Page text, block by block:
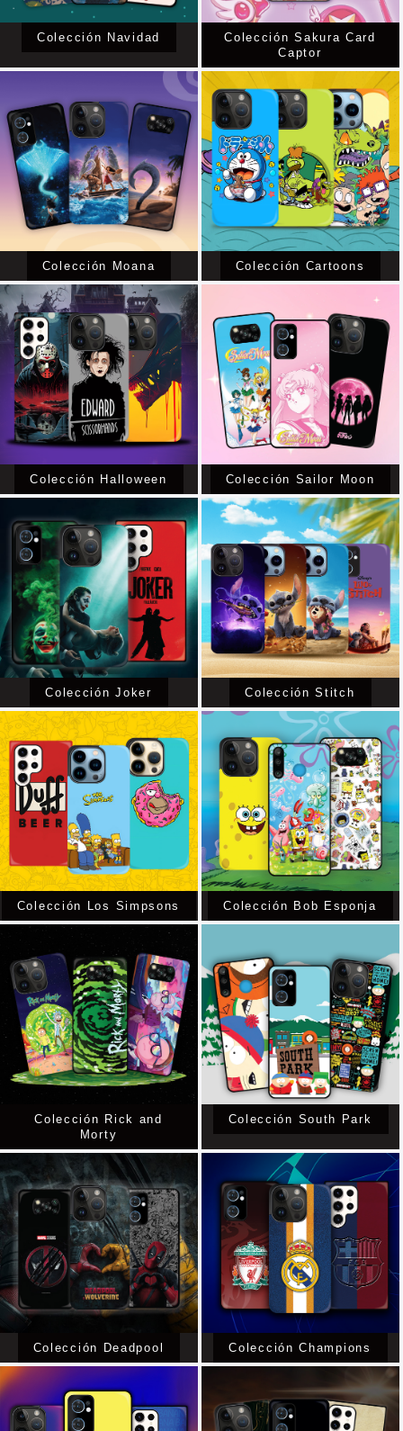
Colección Navidad
Colección Sakura Card
Captor
Colección Moana Colección Cartoons
Colección Halloween Colección Sailor Moon
Colección Joker Colección Stitch
Colección Los Simpsons Colección Bob Esponja
Colección Rick and
Morty
Colección South Park
Colección Deadpool Colección Champions